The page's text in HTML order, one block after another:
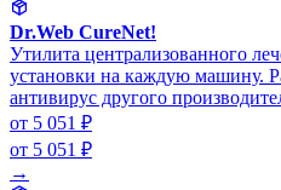
Dr.Web CureNet!
Утилита централизованного
установки на каждую машину.
антивирус другого
от 5 051 ₽
от 5 051 ₽
→